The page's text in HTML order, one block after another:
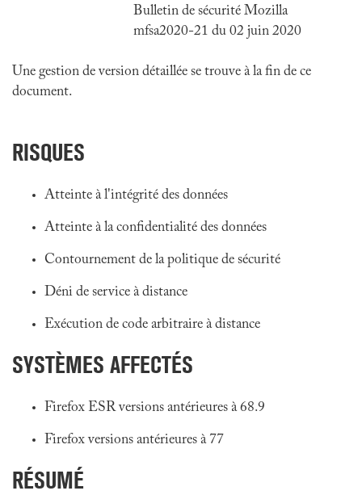
Bulletin de sécurité Mozilla
mfsa2020-21 du 02 juin 2020
Une gestion de version détaillée se trouve à la fin de ce
document.
RISQUES
Atteinte à l'intégrité des données
Atteinte à la confidentialité des données
Contournement de la politique de sécurité
Déni de service à distance
Exécution de code arbitraire à distance
SYSTÈMES AFFECTÉS
Firefox ESR versions antérieures à 68.9
Firefox versions antérieures à 77
RÉSUMÉ